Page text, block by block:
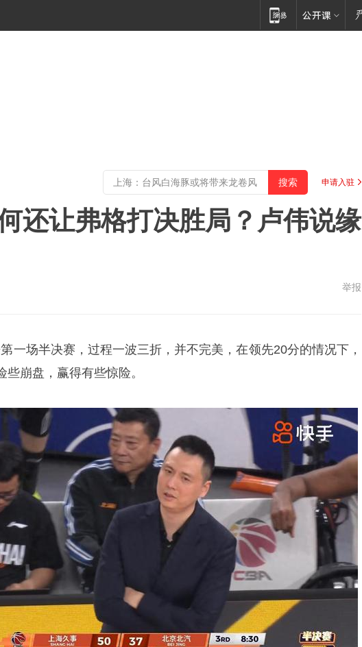
申请入驻
还让弗格打决胜局？卢伟说缘
举报
一场半决赛，过程一波三折，并不完美，在领先20分的情况下，
崩盘，赢得有些惊险。